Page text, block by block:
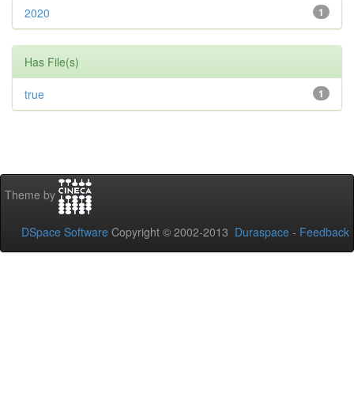
1
2020
Has File(s)
1
true
Theme by
DSpace Software Copyright © 2002-2013 Duraspace - Feedback